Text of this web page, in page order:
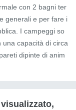
con 2 bagni ter
generali e per fare i
I campeggi so
capacità di circa
dipinte di anim